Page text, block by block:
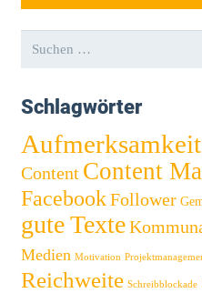
Schlagwörter
Aufmerksamkeit
Content Content
Facebook Follower
gute Texte
Medien Motivation
Reichweite Schreibblockade